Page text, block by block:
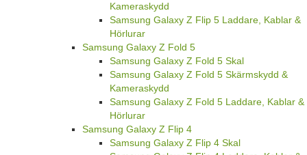
Kameraskydd
Samsung Galaxy Z Flip 5 Laddare, Kablar &
Hörlurar
Samsung Galaxy Z Fold 5
Samsung Galaxy Z Fold 5 Skal
Samsung Galaxy Z Fold 5 Skärmskydd &
Kameraskydd
Samsung Galaxy Z Fold 5 Laddare, Kablar &
Hörlurar
Samsung Galaxy Z Flip 4
Samsung Galaxy Z Flip 4 Skal